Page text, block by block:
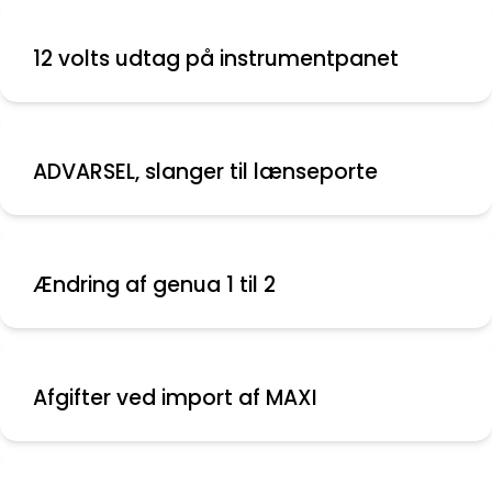
12 volts udtag på instrumentpanet
ADVARSEL, slanger til lænseporte
Ændring af genua 1 til 2
Afgifter ved import af MAXI